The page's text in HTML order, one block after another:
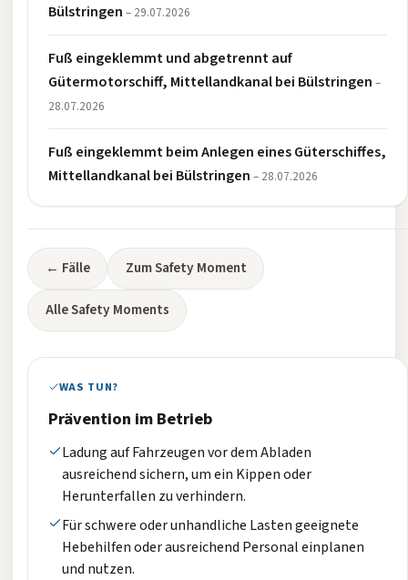
WAS TUN?
Prävention im Betrieb
Ladung auf Fahrzeugen vor dem Abladen
ausreichend sichern, um ein Kippen oder
Herunterfallen zu verhindern.
Für schwere oder unhandliche Lasten geeignete
Hebehilfen oder ausreichend Personal einplanen
und nutzen.
Bülstringen– 29.07.2026
Fuß eingeklemmt und abgetrennt auf
Gütermotorschiff, Mittellandkanal bei Bülstringen–
28.07.2026
Fuß eingeklemmt beim Anlegen eines Güterschiffes,
Mittellandkanal bei Bülstringen– 28.07.2026
← Fälle Zum Safety Moment
Alle Safety Moments